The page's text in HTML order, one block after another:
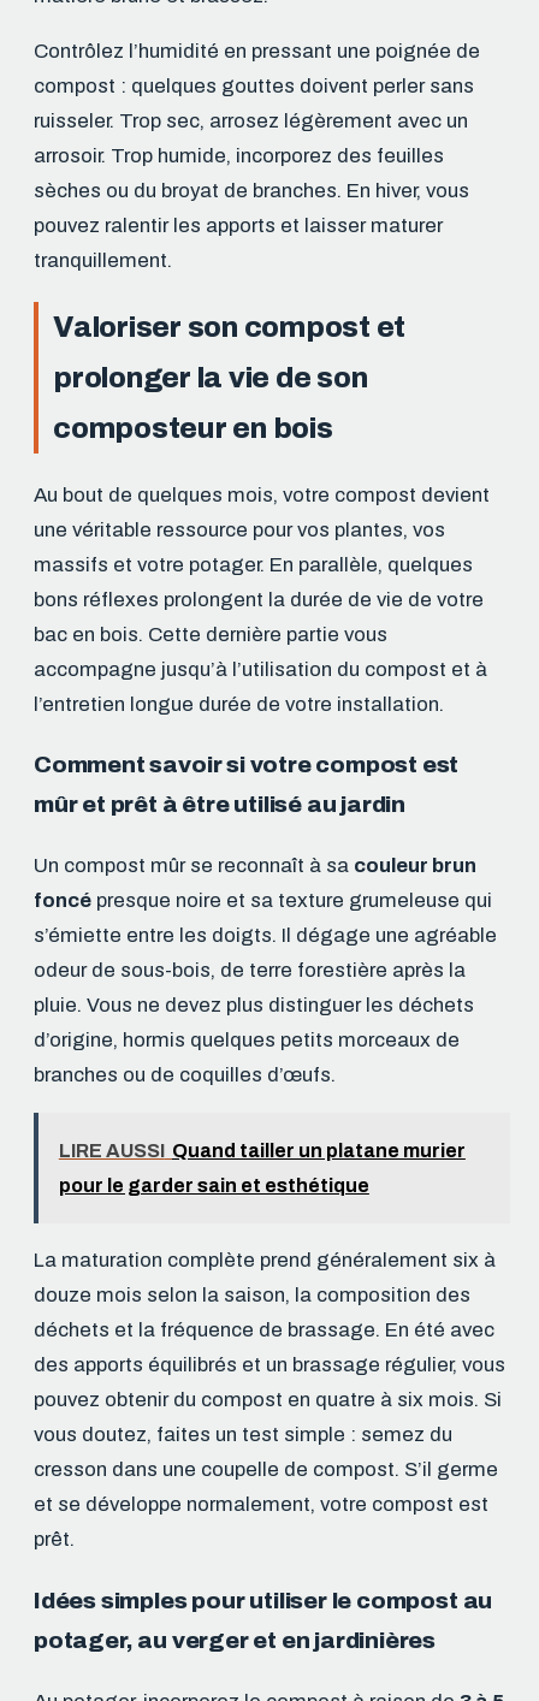
Contrôlez l’humidité en pressant une poignée de
compost : quelques gouttes doivent perler sans
ruisseler. Trop sec, arrosez légèrement avec un
arrosoir. Trop humide, incorporez des feuilles
sèches ou du broyat de branches. En hiver, vous
pouvez ralentir les apports et laisser maturer
tranquillement.
Valoriser son compost et
prolonger la vie de son
composteur en bois
Au bout de quelques mois, votre compost devient
une véritable ressource pour vos plantes, vos
massifs et votre potager. En parallèle, quelques
bons réflexes prolongent la durée de vie de votre
bac en bois. Cette dernière partie vous
accompagne jusqu’à l’utilisation du compost et à
l’entretien longue durée de votre installation.
Comment savoir si votre compost est
mûr et prêt à être utilisé au jardin
Un compost mûr se reconnaît à sa couleur brun
foncé presque noire et sa texture grumeleuse qui
s’émiette entre les doigts. Il dégage une agréable
odeur de sous-bois, de terre forestière après la
pluie. Vous ne devez plus distinguer les déchets
d’origine, hormis quelques petits morceaux de
branches ou de coquilles d’œufs.
LIRE AUSSI Quand tailler un platane murier
pour le garder sain et esthétique
La maturation complète prend généralement six à
douze mois selon la saison, la composition des
déchets et la fréquence de brassage. En été avec
des apports équilibrés et un brassage régulier, vous
pouvez obtenir du compost en quatre à six mois. Si
vous doutez, faites un test simple : semez du
cresson dans une coupelle de compost. S’il germe
et se développe normalement, votre compost est
prêt.
Idées simples pour utiliser le compost au
potager, au verger et en jardinières